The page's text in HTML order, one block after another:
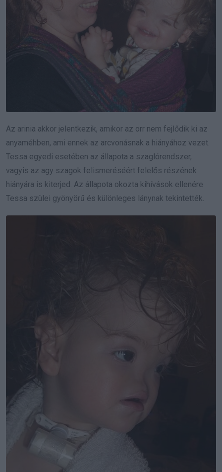
Az arinia akkor jelentkezik, amikor az orr nem fejlődik ki az
anyaméhben, ami ennek az arcvonásnak a hiányához vezet.
Tessa egyedi esetében az állapota a szaglórendszer,
vagyis az agy szagok felismeréséért felelős részének
hiányára is kiterjed. Az állapota okozta kihívások ellenére
Tessa szülei gyönyörű és különleges lánynak tekintették.